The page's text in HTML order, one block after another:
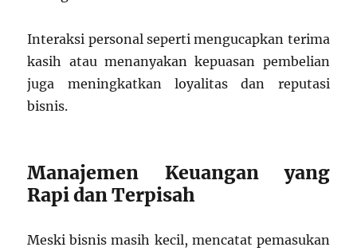
Interaksi personal seperti mengucapkan terima
kasih atau menanyakan kepuasan pembelian
juga meningkatkan loyalitas dan reputasi
bisnis.
Manajemen Keuangan yang
Rapi dan Terpisah
Meski bisnis masih kecil, mencatat pemasukan